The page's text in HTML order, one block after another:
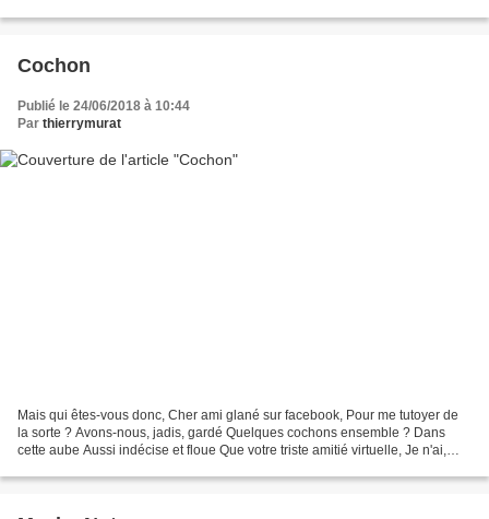
Cochon
Publié le 24/06/2018 à 10:44
Par thierrymurat
Mais qui êtes-vous donc, Cher ami glané sur facebook, Pour me tutoyer de
la sorte ? Avons-nous, jadis, gardé Quelques cochons ensemble ? Dans
cette aube Aussi indécise et floue Que votre triste amitié virtuelle, Je n'ai,